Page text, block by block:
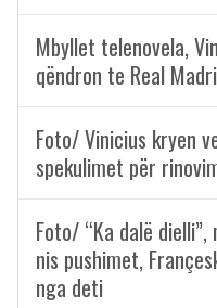
Mbyllet telenovela,
qëndron te Real
Foto/ Vinicius kryen
spekulimet për
Foto/ “Ka dalë
nis pushimet,
nga deti